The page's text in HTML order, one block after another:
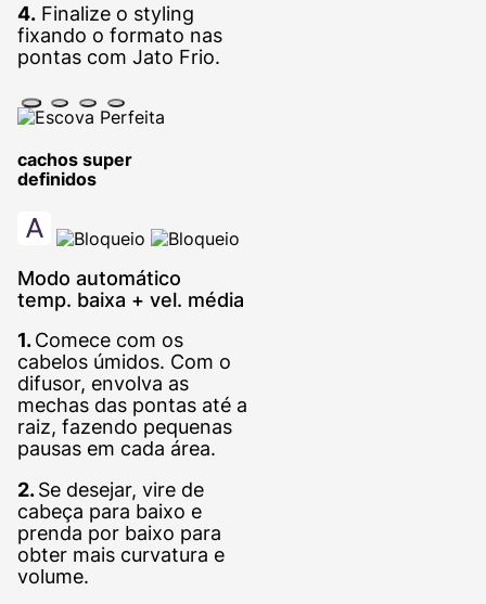
4. Finalize o styling
fixando o formato nas
pontas com Jato Frio.
cachos super
definidos
Modo automático
temp. baixa + vel. média
1.Comece com os
cabelos úmidos. Com o
difusor, envolva as
mechas das pontas até a
raiz, fazendo pequenas
pausas em cada área.
2.Se desejar, vire de
cabeça para baixo e
prenda por baixo para
obter mais curvatura e
volume.